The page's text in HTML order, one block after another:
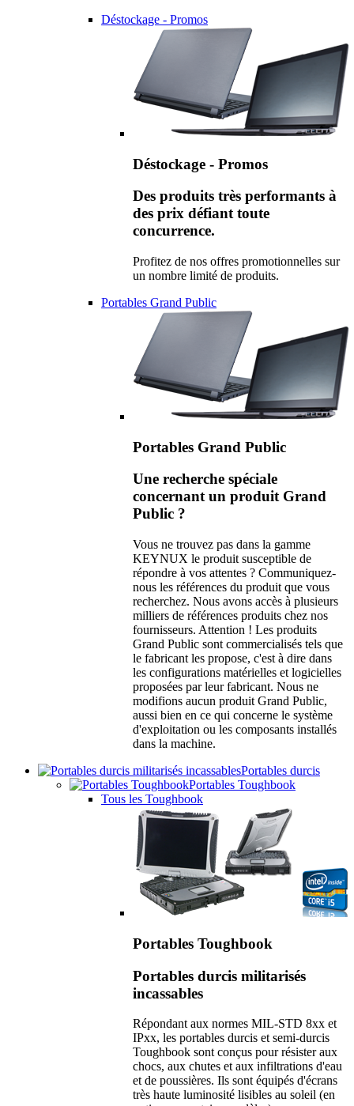
Déstockage - Promos
Déstockage - Promos
Des produits très performants à
des prix défiant toute
concurrence.
Profitez de nos offres promotionnelles sur
un nombre limité de produits.
Portables Grand Public
Portables Grand Public
Une recherche spéciale
concernant un produit Grand
Public ?
Vous ne trouvez pas dans la gamme
KEYNUX le produit susceptible de
répondre à vos attentes ? Communiquez-
nous les références du produit que vous
recherchez. Nous avons accès à plusieurs
milliers de références produits chez nos
fournisseurs. Attention ! Les produits
Grand Public sont commercialisés tels que
le fabricant les propose, c'est à dire dans
les configurations matérielles et logicielles
proposées par leur fabricant. Nous ne
modifions aucun produit Grand Public,
aussi bien en ce qui concerne le système
d'exploitation ou les composants installés
dans la machine.
Portables durcis
Portables Toughbook
Tous les Toughbook
Portables Toughbook
Portables durcis militarisés
incassables
Répondant aux normes MIL-STD 8xx et
IPxx, les portables durcis et semi-durcis
Toughbook sont conçus pour résister aux
chocs, aux chutes et aux infiltrations d'eau
et de poussières. Ils sont équipés d'écrans
très haute luminosité lisibles au soleil (en